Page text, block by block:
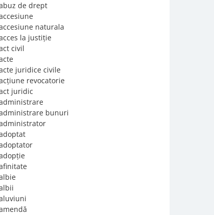
de drept
naturala
la justiție
civil
juridice civile
revocatorie
juridic
bunuri